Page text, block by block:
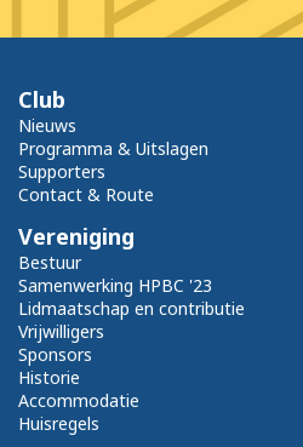
Club
Nieuws
Programma & Uitslagen
Supporters
Contact & Route
Vereniging
Bestuur
Samenwerking HPBC '23
Lidmaatschap en contributie
Vrijwilligers
Sponsors
Historie
Accommodatie
Huisregels